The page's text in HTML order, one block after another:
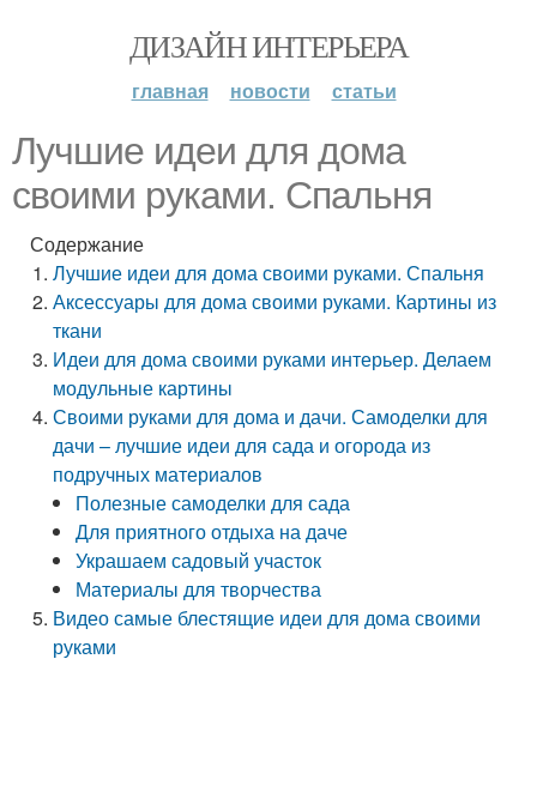
ДИЗАЙН ИНТЕРЬЕРА
главная новости статьи
Лучшие идеи для дома
своими руками. Спальня
Содержание
Лучшие идеи для дома своими руками. Спальня
Аксессуары для дома своими руками. Картины из
ткани
Идеи для дома своими руками интерьер. Делаем
модульные картины
Своими руками для дома и дачи. Самоделки для
дачи – лучшие идеи для сада и огорода из
подручных материалов
Полезные самоделки для сада
Для приятного отдыха на даче
Украшаем садовый участок
Материалы для творчества
Видео самые блестящие идеи для дома своими
руками